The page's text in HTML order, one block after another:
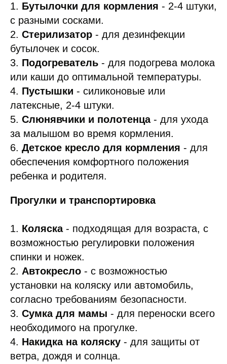
1. Бутылочки для кормления - 2-4 штуки,
с разными сосками.
2. Стерилизатор - для дезинфекции
бутылочек и сосок.
3. Подогреватель - для подогрева молока
или каши до оптимальной температуры.
4. Пустышки - силиконовые или
латексные, 2-4 штуки.
5. Слюнявчики и полотенца- для ухода
за малышом во время кормления.
6. Детское кресло для кормления - для
обеспечения комфортного положения
ребенка и родителя.
Прогулки и транспортировка
1. Коляска- подходящая для возраста, с
возможностью регулировки положения
спинки и ножек.
2. Автокресло - с возможностью
установки на коляску или автомобиль,
согласно требованиям безопасности.
3. Сумка для мамы - для переноски всего
необходимого на прогулке.
4. Накидка на коляску - для защиты от
ветра, дождя и солнца.